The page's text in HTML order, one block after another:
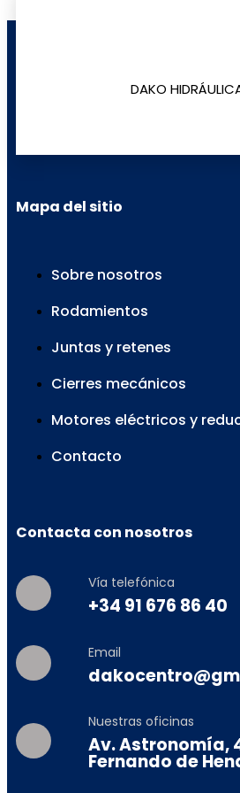
DAKO
Mapa del sitio
Sobre nosotros
Rodamientos
Juntas y retenes
Cierres mecánicos
Motores eléctricos y
Contacto
Contacta con nosotros
Vía telefónica
+34 91 676 86 40
Email
Nuestras oficinas
Av. Astronomía,
Fernando de